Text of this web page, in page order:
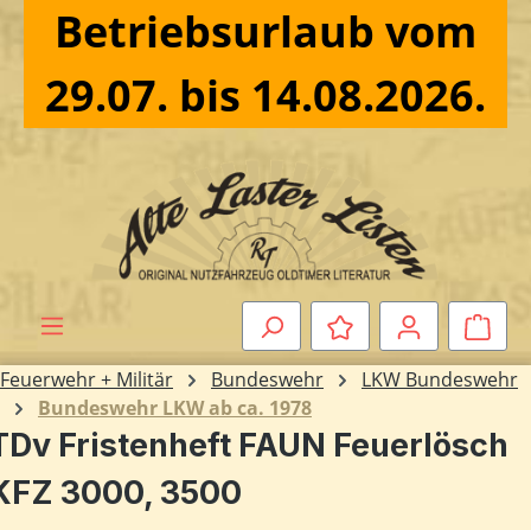
Zum Hauptinhalt springen
Betriebsurlaub vom
29.07. bis 14.08.2026.
Feuerwehr + Militär Bundeswehr
LKW Bundeswehr
Bundeswehr LKW ab ca. 1978
Fristenheft FAUN Feuerlösch
3000, 3500